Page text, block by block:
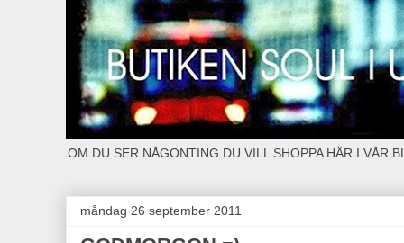
OM DU SER NÅGONTING DU VILL SHOPPA HÄR I VÅR
måndag 26 september 2011